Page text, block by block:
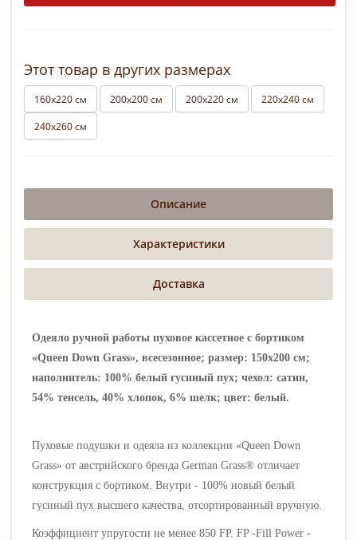
Этот товар в других размерах
160х220 см 200х200 см 200х220 см
220х240 см
240х260 см
Описание
Характеристики
Доставка
Одеяло ручной работы пуховое кассетное с бортиком
«Queen Down Grass», всесезонное; размер: 150х200 см;
наполнитель: 100% белый гусиный пух; чехол: сатин,
54% тенсель, 40% хлопок, 6% шелк; цвет: белый.
Пуховые подушки и одеяла из коллекции «Queen Down
Grass» от австрийского бренда German Grass® отличает
конструкция с бортиком. Внутри - 100% новый белый
гусиный пух высшего качества, отсортированный вручную.
Коэффициент упругости не менее 850 FP. FP -Fill Power -